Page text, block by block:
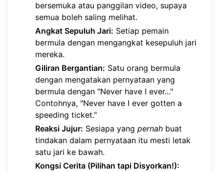
bersemuka atau panggilan video, supaya
semua boleh saling melihat.
Angkat Sepuluh Jari: Setiap pemain
bermula dengan mengangkat kesepuluh jari
mereka.
Giliran Bergantian: Satu orang bermula
dengan mengatakan pernyataan yang
bermula dengan "Never have I ever..."
Contohnya, "Never have I ever gotten a
speeding ticket."
Reaksi Jujur: Sesiapa yang pernah buat
tindakan dalam pernyataan itu mesti letak
satu jari ke bawah.
Kongsi Cerita (Pilihan tapi Disyorkan!):